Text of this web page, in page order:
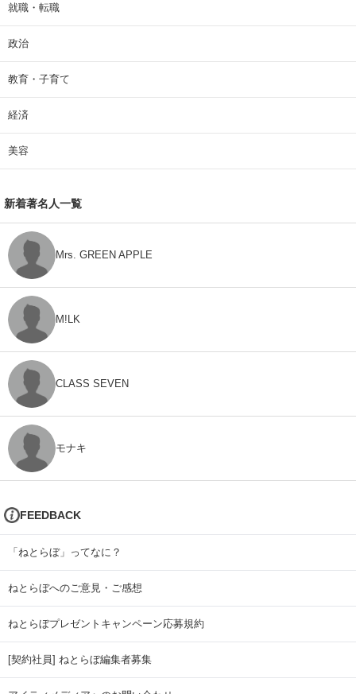
就職・転職
政治
教育・子育て
経済
美容
新着著名人一覧
Mrs. GREEN APPLE
M!LK
CLASS SEVEN
モナキ
FEEDBACK
「ねとらぼ」ってなに？
ねとらぼへのご意見・ご感想
ねとらぼプレゼントキャンペーン応募規約
[契約社員] ねとらぼ編集者募集